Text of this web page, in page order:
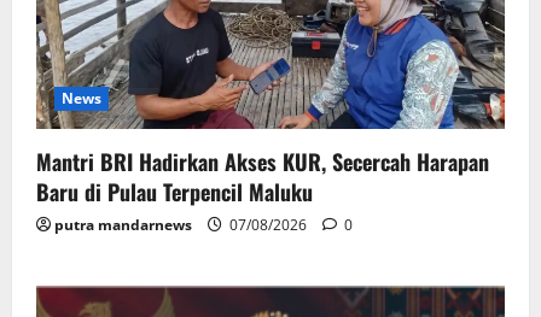
News
Mantri BRI Hadirkan Akses KUR, Secercah Harapan
Baru di Pulau Terpencil Maluku
putra mandarnews 07/08/2026 0